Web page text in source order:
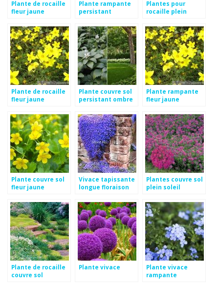
Plante de rocaille
fleur jaune
Plante rampante
persistant
Plantes pour
rocaille plein
Plante de rocaille
fleur jaune
Plante couvre sol
persistant ombre
Plante rampante
fleur jaune
Plante couvre sol
fleur jaune
Vivace tapissante
longue floraison
Plantes couvre sol
plein soleil
Plante de rocaille
couvre sol
Plante vivace
Plante vivace
rampante